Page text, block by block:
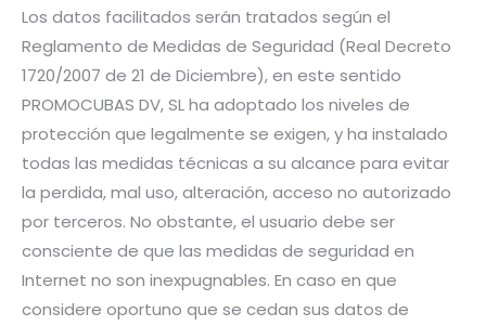
Los datos facilitados serán tratados según el
Reglamento de Medidas de Seguridad (Real Decreto
1720/2007 de 21 de Diciembre), en este sentido
PROMOCUBAS DV, SL ha adoptado los niveles de
protección que legalmente se exigen, y ha instalado
todas las medidas técnicas a su alcance para evitar
la perdida, mal uso, alteración, acceso no autorizado
por terceros. No obstante, el usuario debe ser
consciente de que las medidas de seguridad en
Internet no son inexpugnables. En caso en que
considere oportuno que se cedan sus datos de